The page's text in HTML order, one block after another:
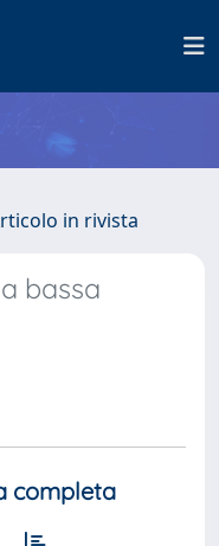
in rivista
bassa
completa